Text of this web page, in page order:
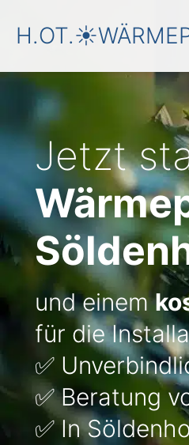
Jetzt
und einem
für die
✅
✅ Beratung
✅ In